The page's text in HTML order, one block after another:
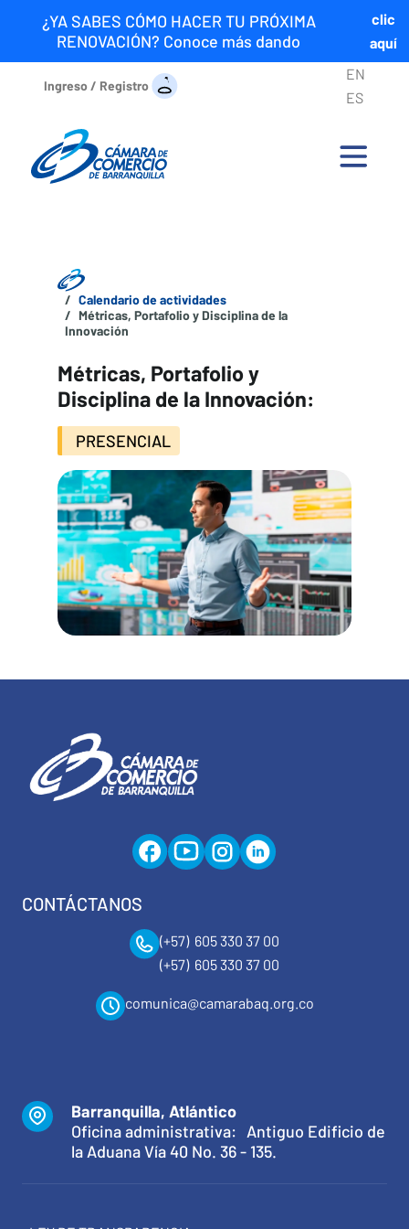
¿YA SABES CÓMO HACER TU PRÓXIMA
RENOVACIÓN? Conoce más dando
clic
aquí
Ingreso / Registro
EN
ES
Calendario de actividades
Métricas, Portafolio y Disciplina de la
Innovación
Métricas, Portafolio y
Disciplina de la Innovación:
PRESENCIAL
CONTÁCTANOS
(+57) 605 330 37 00
(+57) 605 330 37 00
comunica@camarabaq.org.co
Barranquilla, Atlántico
Oficina administrativa: Antiguo Edificio de
la Aduana Vía 40 No. 36 - 135.